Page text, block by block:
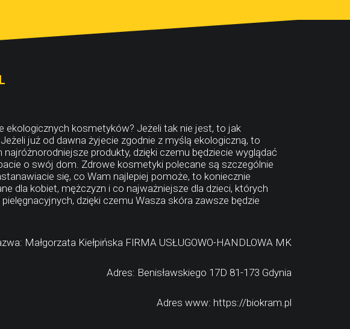
ekologicznych kosmetyków? Jeżeli tak nie jest, to jak
już od dawna żyjecie zgodnie z myślą ekologiczną, to
produkty, dzięki czemu będziecie wyglądać
o swój dom. Zdrowe kosmetyki polecane są szczególnie
się, co Wam najlepiej pomoże, to koniecznie
dla kobiet, mężczyzn i co najważniejsze dla dzieci, których
dzięki czemu Wasza skóra zawsze będzie
Małgorzata Kiełpińska FIRMA USŁUGOWO-HANDLOWA MK
Adres: Benisławskiego 17D 81-173 Gdynia
Adres www: https://biokram.pl